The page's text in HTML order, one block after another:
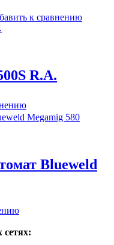
к сравнению
R.A.
Blueweld
сетях: